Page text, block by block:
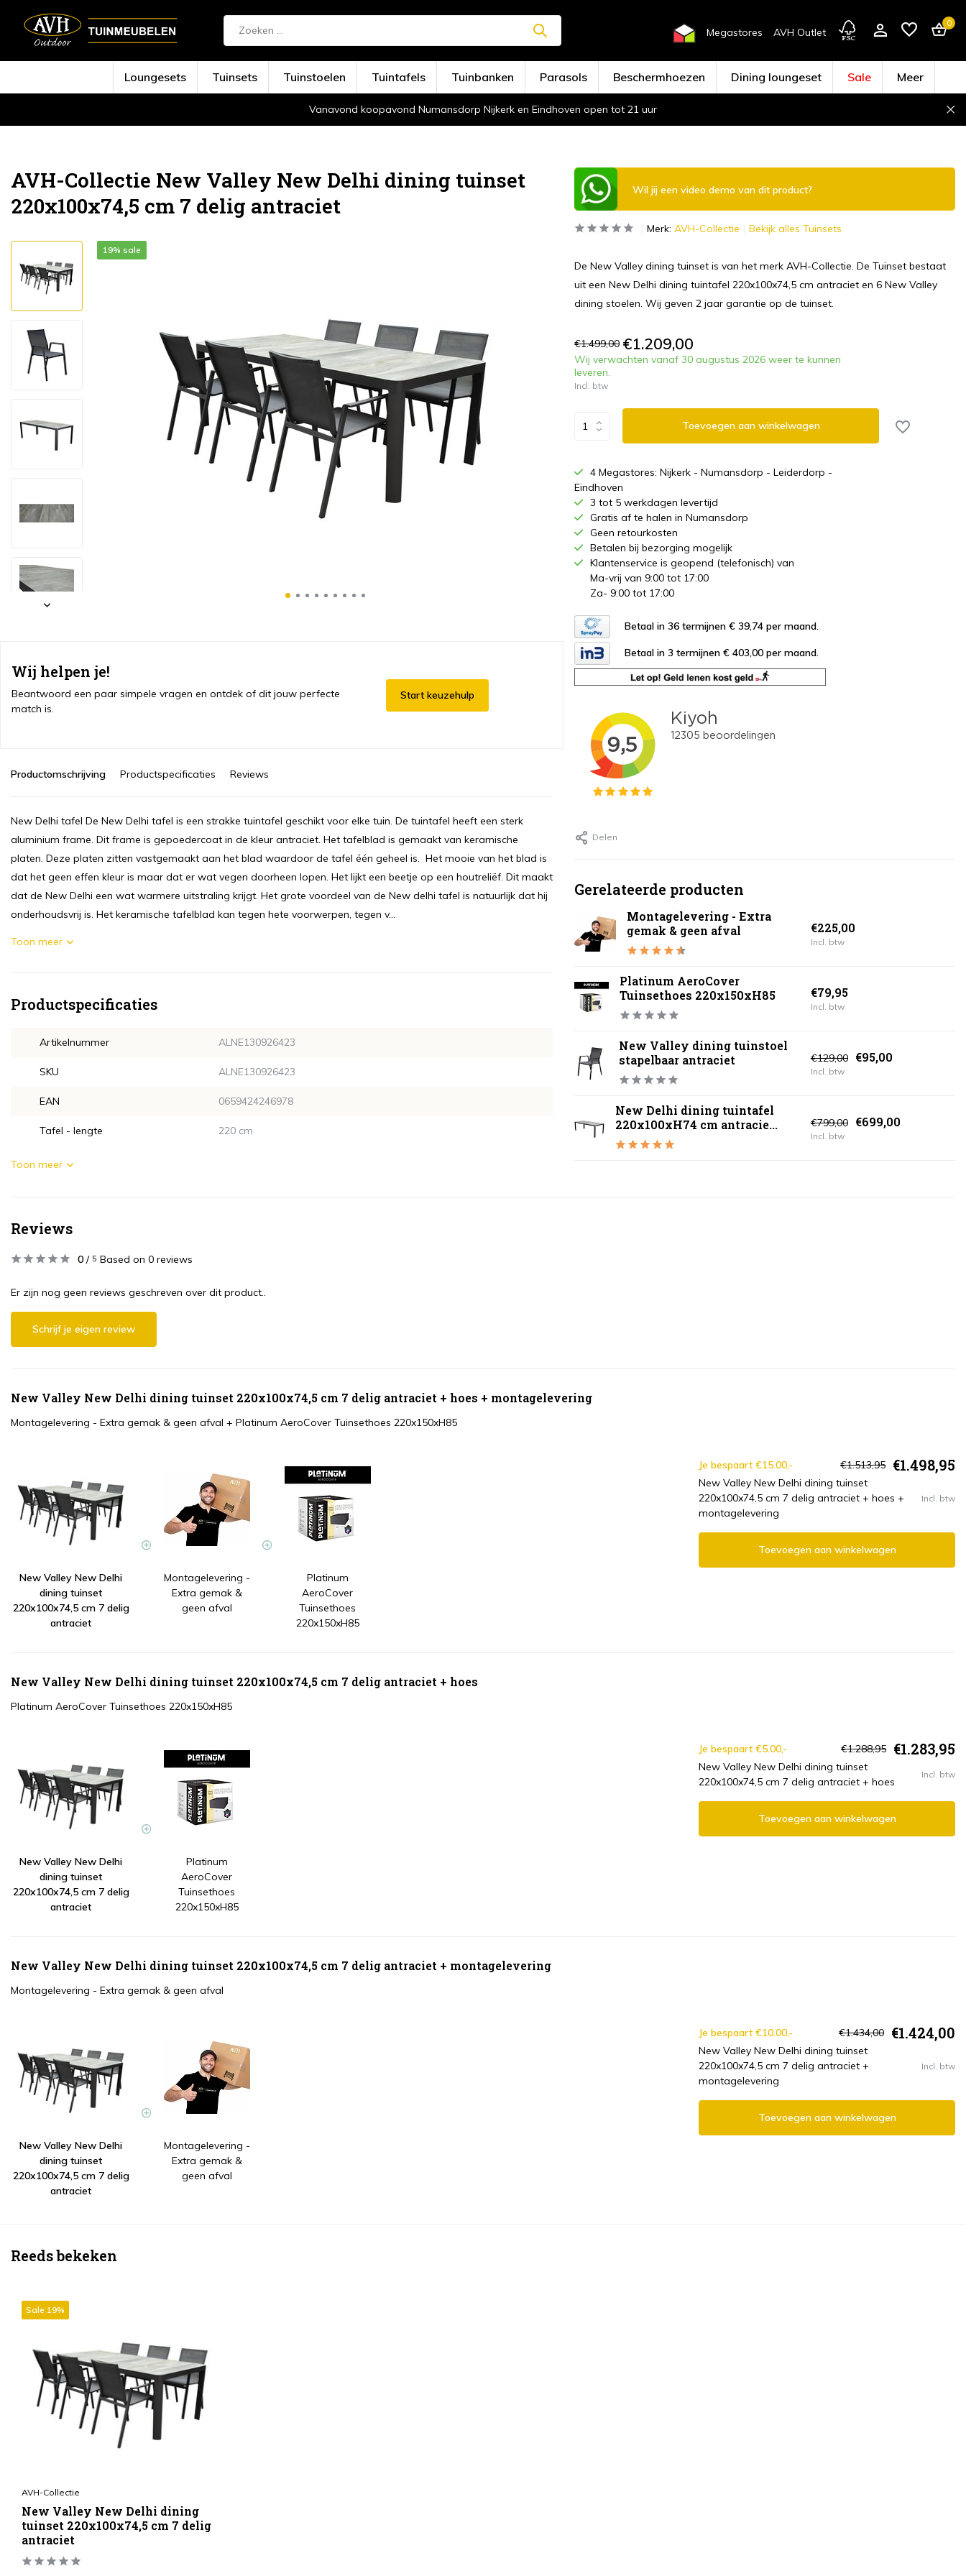
Megastores AVH Outlet
0
Loungesets Tuinsets Tuinstoelen Tuintafels Tuinbanken Parasols Beschermhoezen Dining loungeset Sale Meer
Vanavond koopavond Numansdorp Nijkerk en Eindhoven open tot 21 uur
AVH-Collectie New Valley New Delhi dining tuinset
220x100x74,5 cm 7 delig antraciet
19% sale
Wij helpen je!
Beantwoord een paar simpele vragen en ontdek of dit jouw perfecte
match is.
Start keuzehulp
Productomschrijving Productspecificaties Reviews
New Delhi tafel De New Delhi tafel is een strakke tuintafel geschikt voor elke tuin. De tuintafel heeft een sterk
aluminium frame. Dit frame is gepoedercoat in de kleur antraciet. Het tafelblad is gemaakt van keramische
platen. Deze platen zitten vastgemaakt aan het blad waardoor de tafel één geheel is. Het mooie van het blad is
dat het geen effen kleur is maar dat er wat vegen doorheen lopen. Het lijkt een beetje op een houtreliëf. Dit maakt
dat de New Delhi een wat warmere uitstraling krijgt. Het grote voordeel van de New delhi tafel is natuurlijk dat hij
onderhoudsvrij is. Het keramische tafelblad kan tegen hete voorwerpen, tegen v...
Toon meer
Productspecificaties
Artikelnummer ALNE130926423
SKU ALNE130926423
EAN 0659424246978
Tafel - lengte 220 cm
Toon meer
Wil jij een video demo van dit product?
Merk: AVH-Collectie Bekijk alles Tuinsets
De New Valley dining tuinset is van het merk AVH-Collectie. De Tuinset bestaat
uit een New Delhi dining tuintafel 220x100x74,5 cm antraciet en 6 New Valley
dining stoelen. Wij geven 2 jaar garantie op de tuinset.
€1.499,00 €1.209,00
Wij verwachten vanaf 30 augustus 2026 weer te kunnen
leveren.
Incl. btw
Toevoegen aan winkelwagen
4 Megastores: Nijkerk - Numansdorp - Leiderdorp -
Eindhoven
3 tot 5 werkdagen levertijd
Gratis af te halen in Numansdorp
Geen retourkosten
Betalen bij bezorging mogelijk
Klantenservice is geopend (telefonisch) van
Ma-vrij van 9:00 tot 17:00
Za- 9:00 tot 17:00
Betaal in 36 termijnen € 39,74 per maand.
Betaal in 3 termijnen € 403,00 per maand.
Delen
Gerelateerde producten
Montagelevering - Extra
gemak & geen afval
€225,00
Incl. btw
Platinum AeroCover
Tuinsethoes 220x150xH85
€79,95
Incl. btw
New Valley dining tuinstoel
stapelbaar antraciet
€129,00 €95,00
Incl. btw
New Delhi dining tuintafel
220x100xH74 cm antracie...
€799,00 €699,00
Incl. btw
Reviews
0 / 5 Based on 0 reviews
Er zijn nog geen reviews geschreven over dit product..
Schrijf je eigen review
New Valley New Delhi dining tuinset 220x100x74,5 cm 7 delig antraciet + hoes + montagelevering
Montagelevering - Extra gemak & geen afval + Platinum AeroCover Tuinsethoes 220x150xH85
New Valley New Delhi
dining tuinset
220x100x74,5 cm 7 delig
antraciet
Montagelevering -
Extra gemak &
geen afval
Platinum
AeroCover
Tuinsethoes
220x150xH85
Je bespaart €15.00,- €1.513,95 €1.498,95
New Valley New Delhi dining tuinset
220x100x74,5 cm 7 delig antraciet + hoes +
montagelevering
Incl. btw
Toevoegen aan winkelwagen
New Valley New Delhi dining tuinset 220x100x74,5 cm 7 delig antraciet + hoes
Platinum AeroCover Tuinsethoes 220x150xH85
New Valley New Delhi
dining tuinset
220x100x74,5 cm 7 delig
antraciet
Platinum
AeroCover
Tuinsethoes
220x150xH85
Je bespaart €5.00,- €1.288,95 €1.283,95
New Valley New Delhi dining tuinset
220x100x74,5 cm 7 delig antraciet + hoes
Incl. btw
Toevoegen aan winkelwagen
New Valley New Delhi dining tuinset 220x100x74,5 cm 7 delig antraciet + montagelevering
Montagelevering - Extra gemak & geen afval
New Valley New Delhi
dining tuinset
220x100x74,5 cm 7 delig
antraciet
Montagelevering -
Extra gemak &
geen afval
Je bespaart €10.00,- €1.434,00 €1.424,00
New Valley New Delhi dining tuinset
220x100x74,5 cm 7 delig antraciet +
montagelevering
Incl. btw
Toevoegen aan winkelwagen
Reeds bekeken
Sale 19%
AVH-Collectie
New Valley New Delhi dining
tuinset 220x100x74,5 cm 7 delig
antraciet